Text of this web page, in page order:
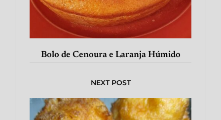
Bolo de Cenoura e Laranja Húmido
NEXT POST